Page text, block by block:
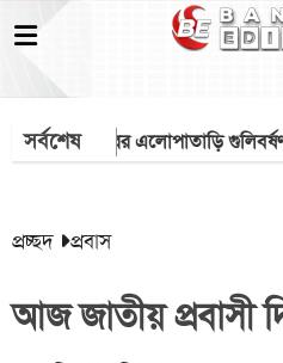
সর্বশেষ
কিশোরের এলোপাতাড়ি গুলিবর্ষণ,
প্রচ্ছদ প্রবাস
আজ জাতীয় প্রবাসী